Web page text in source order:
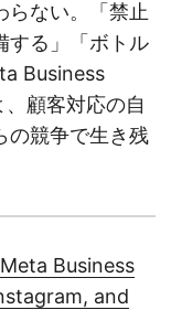
らない。「禁止
する」「ボトル
Business
顧客対応の自
の競争で生き残
Business
and